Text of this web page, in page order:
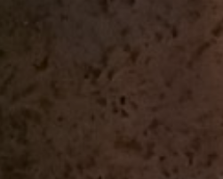
ÖNKORMÁNYZAT